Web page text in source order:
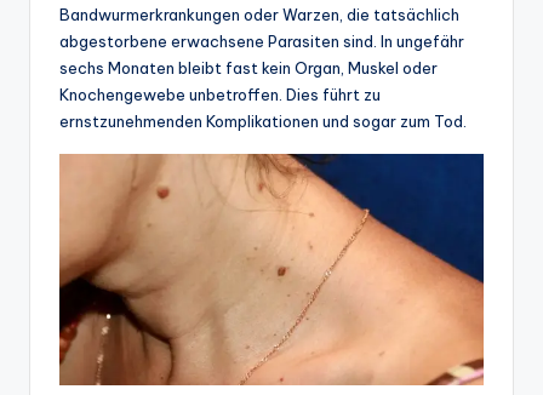
Bandwurmerkrankungen oder Warzen, die tatsächlich
abgestorbene erwachsene Parasiten sind. In ungefähr
sechs Monaten bleibt fast kein Organ, Muskel oder
Knochengewebe unbetroffen. Dies führt zu
ernstzunehmenden Komplikationen und sogar zum Tod.